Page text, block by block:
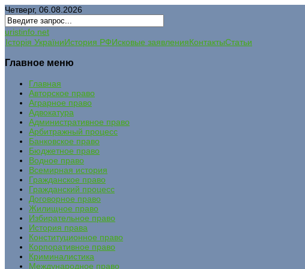
Четверг, 06.08.2026
uristinfo.net
Історія УкраїниИстория РФИсковые заявленияКонтактыСтатьи
Главное меню
Главная
Авторское право
Аграрное право
Адвокатура
Административное право
Арбитражный процесс
Банковское право
Бюджетное право
Водное право
Всемирная история
Гражданское право
Гражданский процесс
Договорное право
Жилищное право
Избирательное право
История права
Конституционное право
Корпоративное право
Криминалистика
Международное право